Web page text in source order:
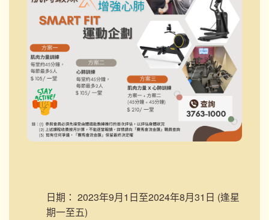
日期： 2023年9月1日至2024年8月31日 (逢星
期一至五)